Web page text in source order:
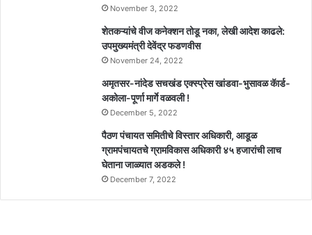
November 3, 2022
शेतकऱ्यांचे वीज कनेक्शन तोडू नका, लेखी आदेश काढले:
उपमुख्यमंत्री देवेंद्र फडणवीस
November 24, 2022
अमृतसर-नांदेड सचखंड एक्स्प्रेस खांडवा-भुसावळ कॅार्ड-
अकोला-पूर्णा मार्गे वळवली !
December 5, 2022
पैठण पंचायत समितीचे विस्तार अधिकारी, आडूळ
ग्रामपंचायतचे ग्रामविकास अधिकारी ४५ हजारांची लाच
घेताना जाळ्यात अडकले !
December 7, 2022